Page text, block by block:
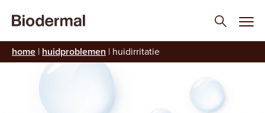
home | huidproblemen | huidirritatie